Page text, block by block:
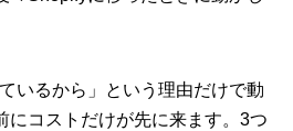
いるから」という理由だけで動
にコストだけが先に来ます。3つ